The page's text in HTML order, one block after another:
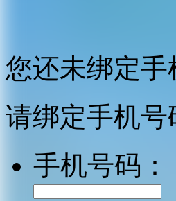
您还未绑定手
请绑定手机
手机号码：